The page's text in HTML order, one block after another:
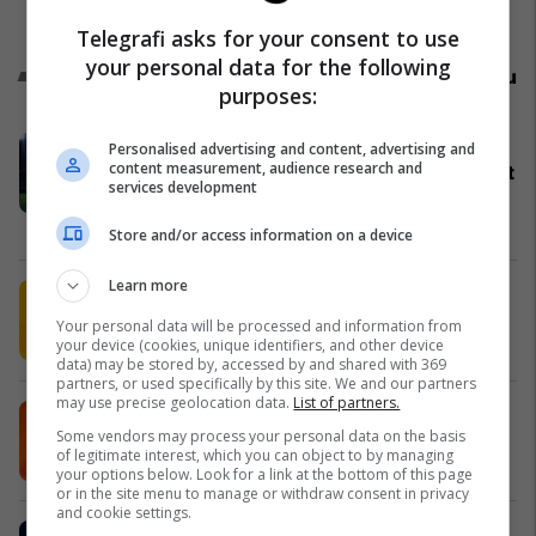
Promo Reklamo këtu
Oferta e Renault s'ka të ndalur -
përfitoni para finales së Kampionatit
Botëror
Auto Mita
Këshilla për përdorim më efikas të
klimës nga Shell Fuel Save
Shell
MEKA - për çdo shije
MEKA HALAL FOOD
Telegrafi asks for your consent to use
your personal data for the following
purposes:
Personalised advertising and content, advertising and
content measurement, audience research and
services development
Store and/or access information on a device
Learn more
Your personal data will be processed and information from
your device (cookies, unique identifiers, and other device
data) may be stored by, accessed by and shared with 369
partners, or used specifically by this site. We and our partners
may use precise geolocation data. List of partners.
Some vendors may process your personal data on the basis
of legitimate interest, which you can object to by managing
your options below. Look for a link at the bottom of this page
or in the site menu to manage or withdraw consent in privacy
and cookie settings.